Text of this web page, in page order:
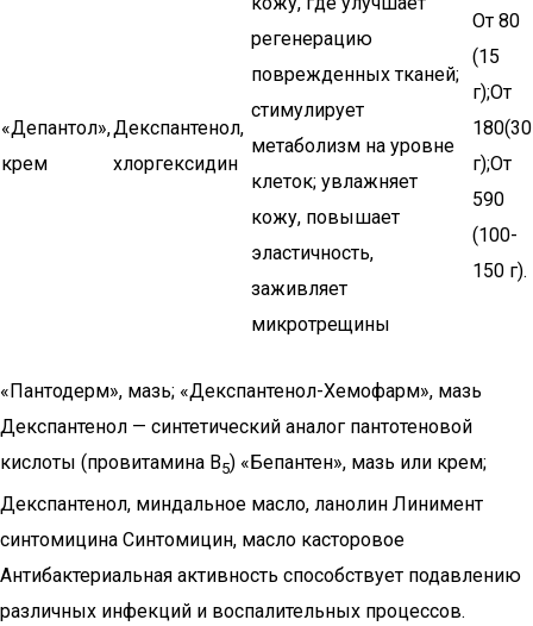
«Депантол»,
крем
Декспантенол,
хлоргексидин
регенерацию
поврежденных тканей;
стимулирует
метаболизм на уровне
клеток; увлажняет
кожу, повышает
эластичность,
заживляет
микротрещины
От 80
(15
г);От
180(30
г);От
590
(100-
150 г).
«Пантодерм», мазь; «Декспантенол-Хемофарм», мазь
Декспантенол — синтетический аналог пантотеновой
кислоты (провитамина В5) «Бепантен», мазь или крем;
Декспантенол, миндальное масло, ланолин Линимент
синтомицина Синтомицин, масло касторовое
Антибактериальная активность способствует подавлению
различных инфекций и воспалительных процессов.